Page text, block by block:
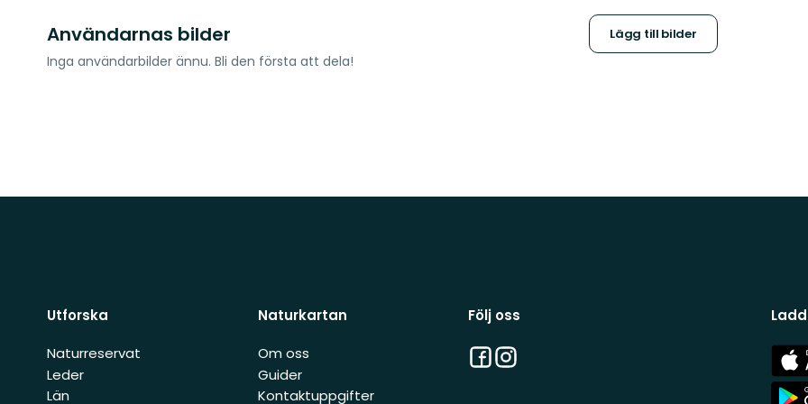
Användarnas bilder Lägg till bilder
Inga användarbilder ännu. Bli den första att dela!
Utforska
Naturreservat
Leder
Län
Naturkartan
Om oss
Guider
Kontaktuppgifter
Följ oss
Facebook
Instagram
App
Store
App